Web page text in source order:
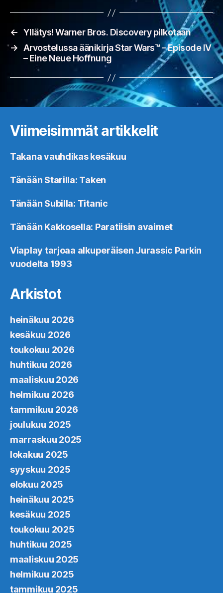
← Yllätys! Warner Bros. Discovery pilkotaan
→ Arvostelussa äänikirja Star Wars™ – Episode IV
– Eine Neue Hoffnung
Viimeisimmät artikkelit
Takana vauhdikas kesäkuu
Tänään Starilla: Taken
Tänään Subilla: Titanic
Tänään Kakkosella: Paratiisin avaimet
Viaplay tarjoaa alkuperäisen Jurassic Parkin
vuodelta 1993
Arkistot
heinäkuu 2026
kesäkuu 2026
toukokuu 2026
huhtikuu 2026
maaliskuu 2026
helmikuu 2026
tammikuu 2026
joulukuu 2025
marraskuu 2025
lokakuu 2025
syyskuu 2025
elokuu 2025
heinäkuu 2025
kesäkuu 2025
toukokuu 2025
huhtikuu 2025
maaliskuu 2025
helmikuu 2025
tammikuu 2025